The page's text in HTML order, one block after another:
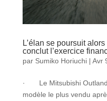
L’élan se poursuit
conclut l’exercice
par Sumiko Horiuchi| Avr
· Le Mitsubishi
modèle le plus vendu